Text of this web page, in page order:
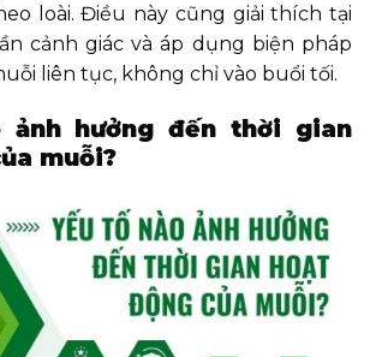
loài. Điều này cũng giải thích tại
cảnh giác và áp dụng biện pháp
liên tục, không chỉ vào buổi tối.
ảnh hưởng đến thời gian
muỗi?